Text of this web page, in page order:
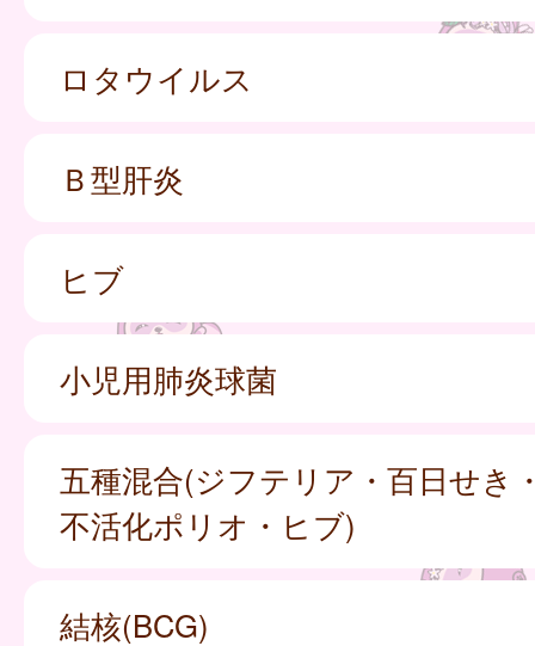
ロタウイルス
Ｂ型肝炎
ヒブ
小児用肺炎球菌
五種混合(ジフテリア・百日せき
不活化ポリオ・ヒブ)
結核(BCG)